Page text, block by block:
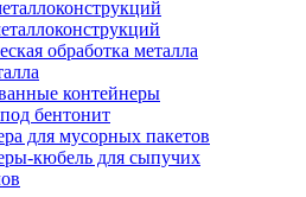
обработка металла
контейнеры
бентонит
для мусорных пакетов
кюбель для сыпучих